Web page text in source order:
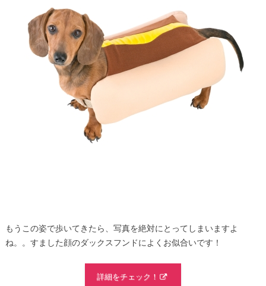
もうこの姿で歩いてきたら、写真を絶対にとってしまいますよ
ね。。すました顔のダックスフンドによくお似合いです！
詳細をチェック！